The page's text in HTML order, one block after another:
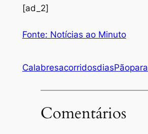
[ad_2]
Fonte: Notícias ao Minuto
CalabresacorridosdiasPãopara
Comentários